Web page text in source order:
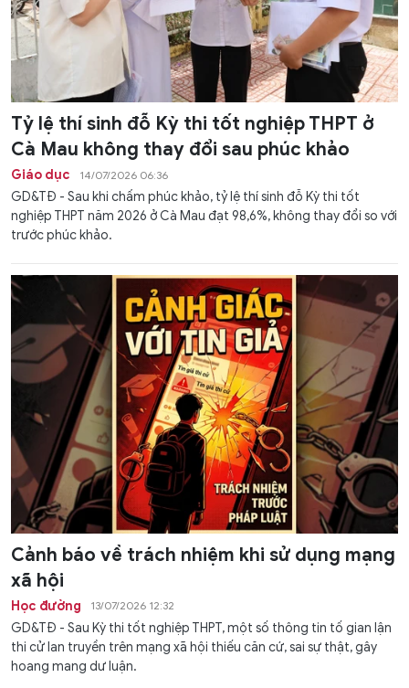
Tỷ lệ thí sinh đỗ Kỳ thi tốt nghiệp THPT ở
Cà Mau không thay đổi sau phúc khảo
Giáo dục 14/07/2026 06:36
GD&TĐ - Sau khi chấm phúc khảo, tỷ lệ thí sinh đỗ Kỳ thi tốt
nghiệp THPT năm 2026 ở Cà Mau đạt 98,6%, không thay đổi so với
trước phúc khảo.
Cảnh báo về trách nhiệm khi sử dụng mạng
xã hội
Học đường 13/07/2026 12:32
GD&TĐ - Sau Kỳ thi tốt nghiệp THPT, một số thông tin tố gian lận
thi cử lan truyền trên mạng xã hội thiếu căn cứ, sai sự thật, gây
hoang mang dư luận.